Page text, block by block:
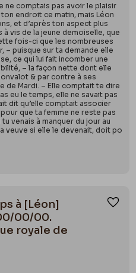
ne comptais pas avoir le plaisir
endroit ce matin, mais Léon
et d’après ton aspect plus
vis de la jeune demoiselle, que
fois-ci que les nombreuses
– puisque sur ta demande elle
ce qui lui fait incomber une
– la façon nette dont elle
& par contre à ses
de Mardi. – Elle comptait te dire
eu le temps, elle ne savait pas
dit qu’elle comptait associer
que ta femme ne reste pas
venais à manquer du jour au
veuve si elle le devenait, doit po
à [Léon]
00/00.
royale de